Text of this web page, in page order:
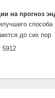
на прогноз
способа
до сих пор
5912